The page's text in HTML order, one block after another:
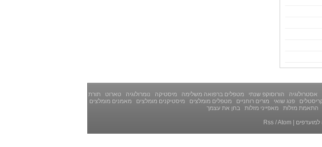
אסטרולוגיה הורוסוקפ שנתי מטפלים ברפואה משלימה מיסטיקה נומרולוגיה טארוט
תורת
פנג שואי מורים רוחניים מטפלים מומלצים מיסטיקנים מומלצים
מאמנים מומלצים
התאמת מזלות מאפייני מזלות בחן את עצמך
Rss/Atom